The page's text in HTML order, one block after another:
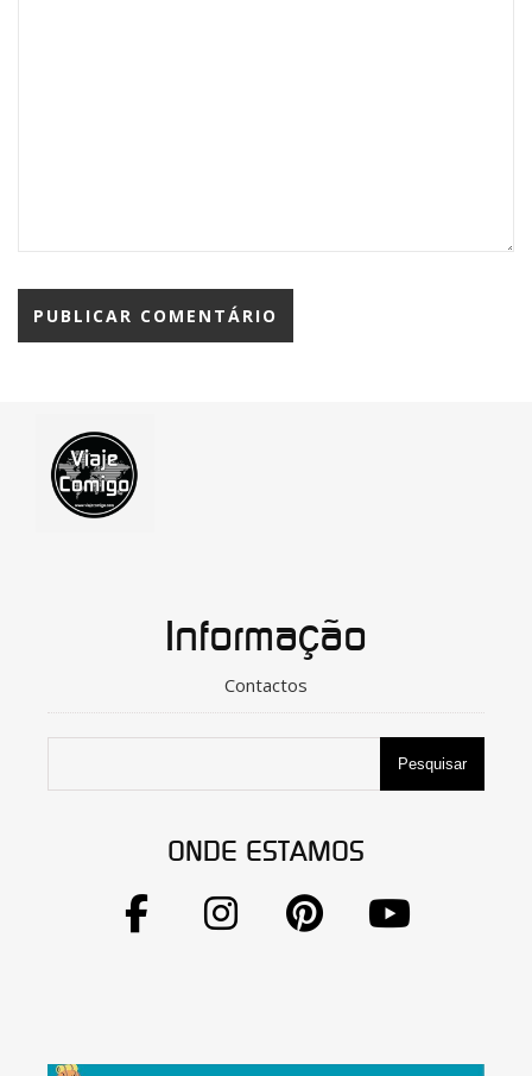
Informação
Contactos
Pesquisar
ONDE ESTAMOS